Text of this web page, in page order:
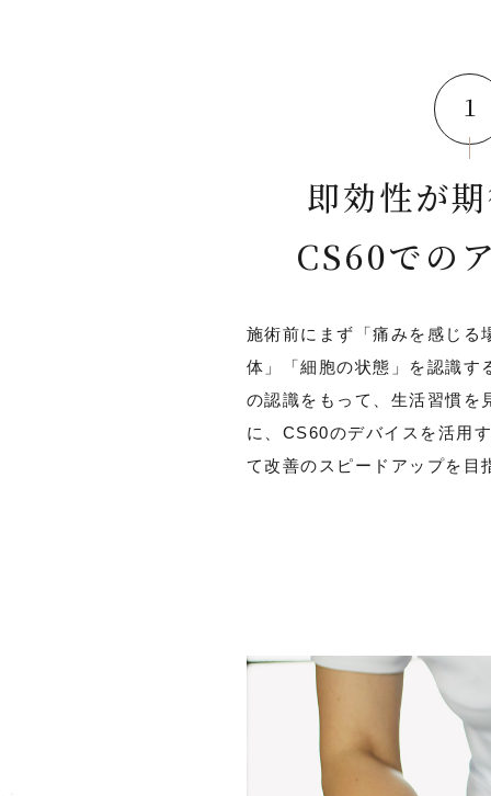
１
即効性が
CS60での
施術前にまず「痛みを感じる
体」「細胞の状態」を認識す
の認識をもって、生活習慣を
に、CS60のデバイスを活用
て改善のスピードアップを目